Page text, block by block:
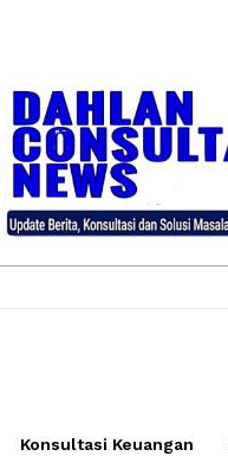
Konsultasi Keuangan